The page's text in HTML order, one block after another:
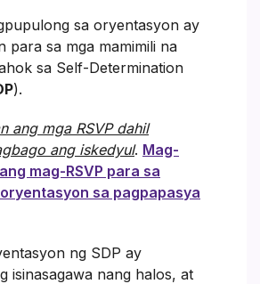
sa oryentasyon ay
para sa mga mamimili na
sa Self-Determination
).
ang mga RSVP dahil
ang iskedyul. Mag-
mag-RSVP para sa
sa pagpapasya
ng SDP ay
isinasagawa nang halos, at